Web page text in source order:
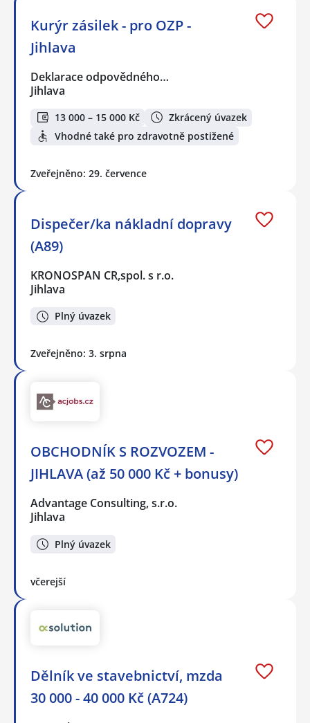
Kurýr zásilek - pro OZP -
Jihlava
Deklarace odpovědného…
Jihlava
13 000 – 15 000 Kč
Zkrácený úvazek
Vhodné také pro zdravotně postižené
Zveřejněno: 29. července
Dispečer/ka nákladní dopravy
(A89)
KRONOSPAN CR,spol. s r.o.
Jihlava
Plný úvazek
Zveřejněno: 3. srpna
OBCHODNÍK S ROZVOZEM -
JIHLAVA (až 50 000 Kč + bonusy)
Advantage Consulting, s.r.o.
Jihlava
Plný úvazek
včerejší
Dělník ve stavebnictví, mzda
30 000 - 40 000 Kč (A724)